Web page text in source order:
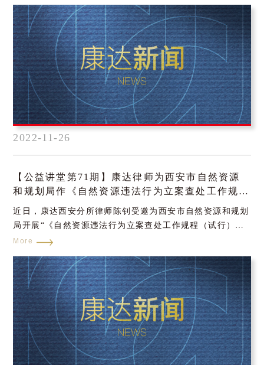
2022-11-26
【公益讲堂第71期】康达律师为西安市自然资源
和规划局作《自然资源违法行为立案查处工作规程
（试行）》专题培训
近日，康达西安分所律师陈钊受邀为西安市自然资源和规划
局开展“《自然资源违法行为立案查处工作规程（试行）》
（下称‘新《规程》’）全面解读”专题培训。
More